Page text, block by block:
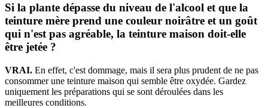
Si la plante dépasse du niveau de l'alcool et que la
teinture mère prend une couleur noirâtre et un goût
qui n'est pas agréable, la teinture maison doit-elle
être jetée ?
VRAI. En effet, c'est dommage, mais il sera plus prudent de ne pas
consommer une teinture maison qui semble être oxydée. Gardez
uniquement les préparations qui se sont déroulées dans les
meilleures conditions.